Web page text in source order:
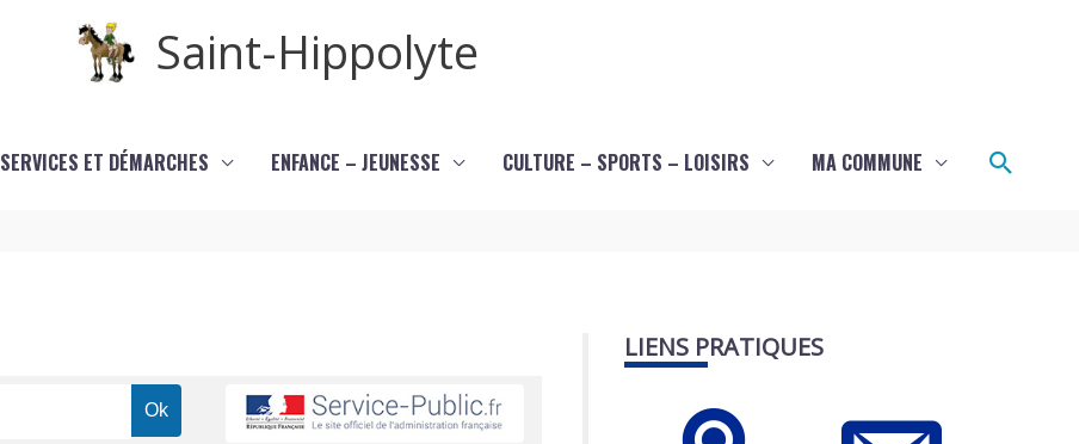
Saint-Hippolyte
SERVICES ET DÉMARCHES ENFANCE – JEUNESSE CULTURE – SPORTS – LOISIRS MA COMMUNE
LIENS PRATIQUES